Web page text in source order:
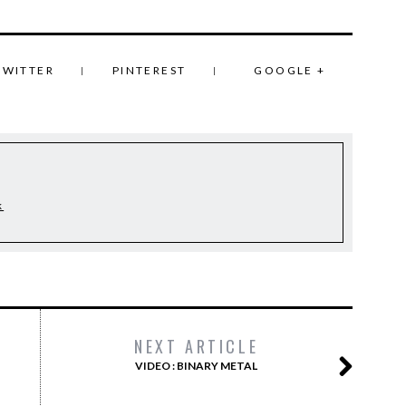
PINTEREST GOOGLE +
NEXT ARTICLE
VIDEO : BINARY METAL